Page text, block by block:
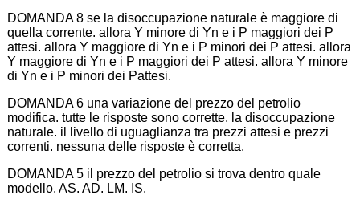
DOMANDA 8 se la disoccupazione naturale è maggiore di
quella corrente. allora Y minore di Yn e i P maggiori dei P
attesi. allora Y maggiore di Yn e i P minori dei P attesi. allora
Y maggiore di Yn e i P maggiori dei P attesi. allora Y minore
di Yn e i P minori dei Pattesi.
DOMANDA 6 una variazione del prezzo del petrolio
modifica. tutte le risposte sono corrette. la disoccupazione
naturale. il livello di uguaglianza tra prezzi attesi e prezzi
correnti. nessuna delle risposte è corretta.
DOMANDA 5 il prezzo del petrolio si trova dentro quale
modello. AS. AD. LM. IS.